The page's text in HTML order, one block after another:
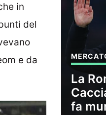
in
del
e da
La
fa